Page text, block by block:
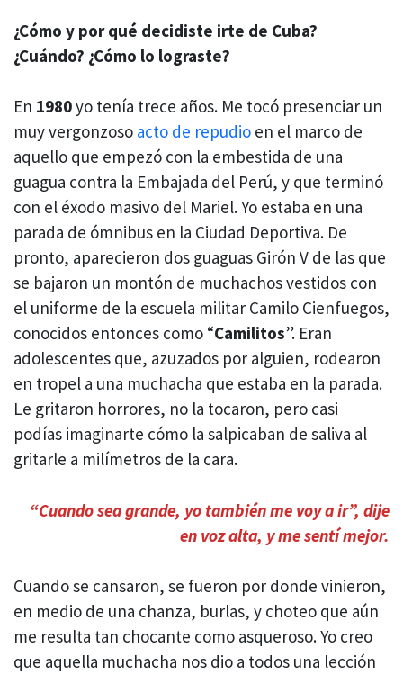
¿Cómo y por qué decidiste irte de Cuba?
¿Cuándo? ¿Cómo lo lograste?
En 1980yo tenía trece años. Me tocó presenciar un
muy vergonzoso acto de repudio en el marco de
aquello que empezó con la embestida de una
guagua contra la Embajada del Perú, y que terminó
con el éxodo masivo del Mariel. Yo estaba en una
parada de ómnibus en la Ciudad Deportiva. De
pronto, aparecieron dos guaguas Girón V de las que
se bajaron un montón de muchachos vestidos con
el uniforme de la escuela militar Camilo Cienfuegos,
conocidos entonces como “Camilitos”. Eran
adolescentes que, azuzados por alguien, rodearon
en tropel a una muchacha que estaba en la parada.
Le gritaron horrores, no la tocaron, pero casi
podías imaginarte cómo la salpicaban de saliva al
gritarle a milímetros de la cara.
“Cuando sea grande, yo también me voy a ir”, dije
en voz alta, y me sentí mejor.
Cuando se cansaron, se fueron por donde vinieron,
en medio de una chanza, burlas, y choteo que aún
me resulta tan chocante como asqueroso. Yo creo
que aquella muchacha nos dio a todos una lección